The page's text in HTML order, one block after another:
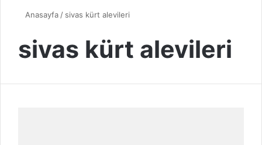
Anasayfa / sivas kürt alevileri
sivas kürt alevileri